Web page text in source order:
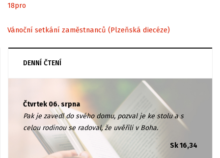
18pro
Vánoční setkání zaměstnanců (Plzeňská diecéze)
DENNÍ ČTENÍ
Čtvrtek 06. srpna
Pak je zavedl do svého domu, pozval je ke stolu a s
celou rodinou se radoval, že uvěřili v Boha.
Sk 16,34